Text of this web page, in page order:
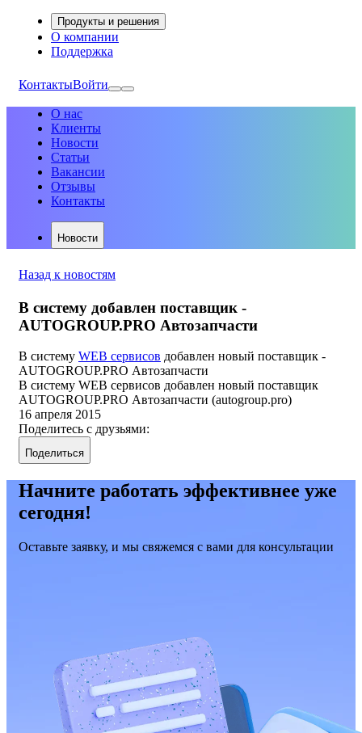
Продукты и решения
О компании
Поддержка
КонтактыВойти
О нас
Клиенты
Новости
Статьи
Вакансии
Отзывы
Контакты
Новости
Назад к новостям
В систему добавлен поставщик -
AUTOGROUP.PRO Автозапчасти
В систему WEB сервисов добавлен новый поставщик -
AUTOGROUP.PRO Автозапчасти
В систему WEB сервисов добавлен новый поставщик
AUTOGROUP.PRO Автозапчасти (autogroup.pro)
16 апреля 2015
Поделитесь с друзьями:
Поделиться
Начните работать эффективнее уже
сегодня!
Оставьте заявку, и мы свяжемся с вами для консультации